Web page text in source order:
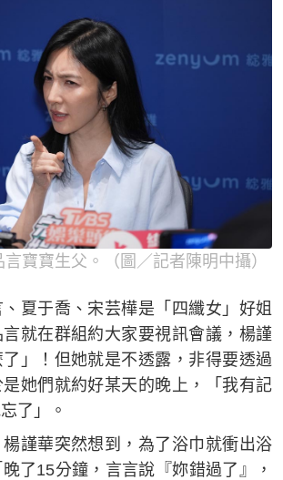
寶寶生父。（圖／記者陳明中攝）
夏于喬、宋芸樺是「四纖女」好姐
就在群組約大家要視訊會議，楊謹
」！但她就是不透露，非得要透過
她們就約好某天的晚上，「我有記
了」。
謹華突然想到，為了浴巾就衝出浴
了15分鐘，言言說『妳錯過了』，